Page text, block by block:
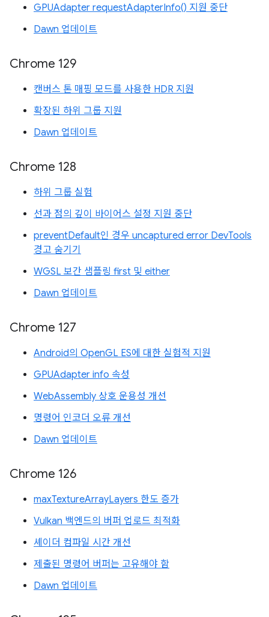
GPUAdapter requestAdapterInfo() 지원 중단
Dawn 업데이트
Chrome 129
캔버스 톤 매핑 모드를 사용한 HDR 지원
확장된 하위 그룹 지원
Dawn 업데이트
Chrome 128
하위 그룹 실험
선과 점의 깊이 바이어스 설정 지원 중단
preventDefault인 경우 uncaptured error DevTools
경고 숨기기
WGSL 보간 샘플링 first 및 either
Dawn 업데이트
Chrome 127
Android의 OpenGL ES에 대한 실험적 지원
GPUAdapter info 속성
WebAssembly 상호 운용성 개선
명령어 인코더 오류 개선
Dawn 업데이트
Chrome 126
maxTextureArrayLayers 한도 증가
Vulkan 백엔드의 버퍼 업로드 최적화
셰이더 컴파일 시간 개선
제출된 명령어 버퍼는 고유해야 함
Dawn 업데이트